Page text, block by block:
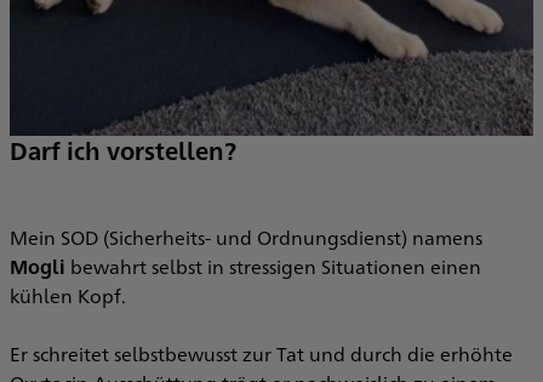
Darf ich vorstellen?
Mein SOD (Sicherheits- und Ordnungsdienst) namens
Mogli bewahrt selbst in stressigen Situationen einen
kühlen Kopf.
Er schreitet selbstbewusst zur Tat und durch die erhöhte